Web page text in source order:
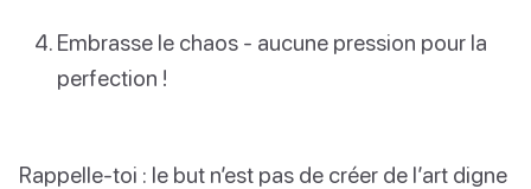
Embrasse le chaos - aucune pression pour la
perfection !
Rappelle-toi : le but n’est pas de créer de l’art digne